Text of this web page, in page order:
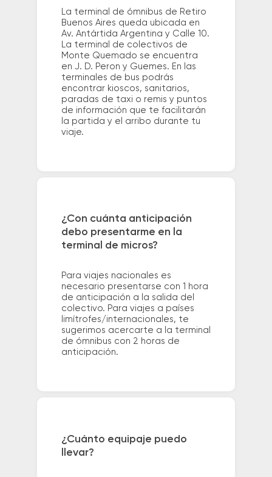
La terminal de ómnibus de Retiro
Buenos Aires queda ubicada en
Av. Antártida Argentina y Calle 10.
La terminal de colectivos de
Monte Quemado se encuentra
en J. D. Peron y Guemes. En las
terminales de bus podrás
encontrar kioscos, sanitarios,
paradas de taxi o remis y puntos
de información que te facilitarán
la partida y el arribo durante tu
viaje.
¿Con cuánta anticipación
debo presentarme en la
terminal de micros?
Para viajes nacionales es
necesario presentarse con 1 hora
de anticipación a la salida del
colectivo. Para viajes a países
limítrofes/internacionales, te
sugerimos acercarte a la terminal
de ómnibus con 2 horas de
anticipación.
¿Cuánto equipaje puedo
llevar?